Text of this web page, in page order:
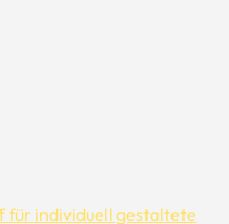
für individuell gestaltete